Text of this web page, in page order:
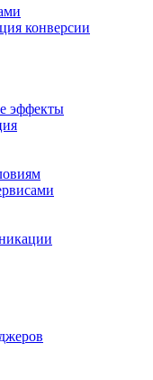
конверсии
эффекты